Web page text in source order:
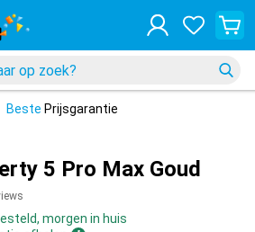
Beste Prijsgarantie
5 Pro Max Goud
morgen in huis